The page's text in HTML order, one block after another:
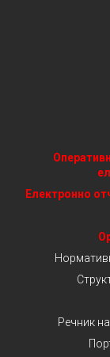
Електронно
Речник